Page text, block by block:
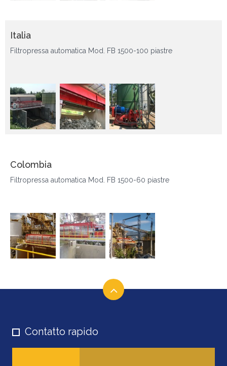
Italia
Filtropressa automatica Mod. FB 1500-100 piastre
Colombia
Filtropressa automatica Mod. FB 1500-60 piastre
Contatto rapido